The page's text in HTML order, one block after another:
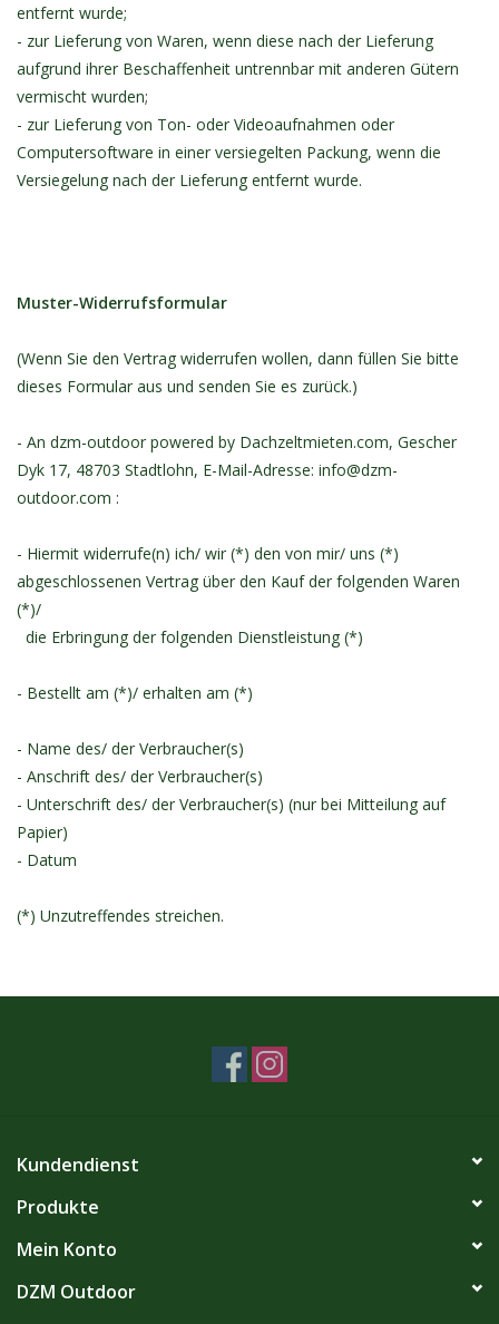
entfernt wurde;
- zur Lieferung von Waren, wenn diese nach der Lieferung
aufgrund ihrer Beschaffenheit untrennbar mit anderen Gütern
vermischt wurden;
- zur Lieferung von Ton- oder Videoaufnahmen oder
Computersoftware in einer versiegelten Packung, wenn die
Versiegelung nach der Lieferung entfernt wurde.
Muster-Widerrufsformular
(Wenn Sie den Vertrag widerrufen wollen, dann füllen Sie bitte
dieses Formular aus und senden Sie es zurück.)
- An dzm-outdoor powered by Dachzeltmieten.com, Gescher
Dyk 17, 48703 Stadtlohn, E-Mail-Adresse: info@dzm-
outdoor.com :
- Hiermit widerrufe(n) ich/ wir (*) den von mir/ uns (*)
abgeschlossenen Vertrag über den Kauf der folgenden Waren
(*)/
die Erbringung der folgenden Dienstleistung (*)
- Bestellt am (*)/ erhalten am (*)
- Name des/ der Verbraucher(s)
- Anschrift des/ der Verbraucher(s)
- Unterschrift des/ der Verbraucher(s) (nur bei Mitteilung auf
Papier)
- Datum
(*) Unzutreffendes streichen.
Kundendienst
Produkte
Mein Konto
DZM Outdoor